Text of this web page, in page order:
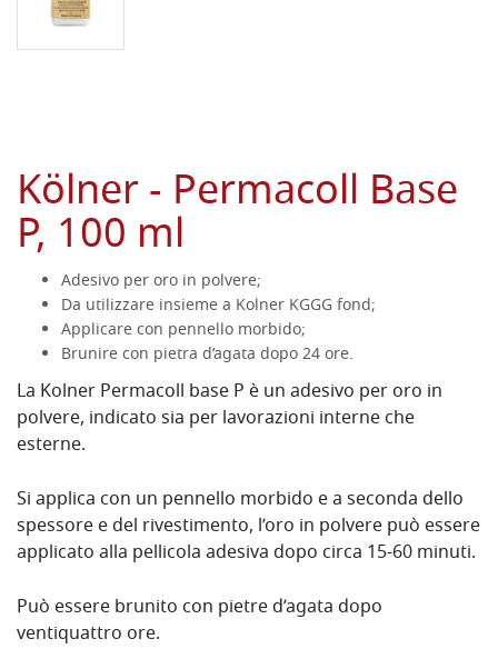
Kölner - Permacoll Base
P, 100 ml
Adesivo per oro in polvere;
Da utilizzare insieme a Kolner KGGG fond;
Applicare con pennello morbido;
Brunire con pietra d’agata dopo 24 ore.
La Kolner Permacoll base P è un adesivo per oro in
polvere, indicato sia per lavorazioni interne che
esterne.
Si applica con un pennello morbido e a seconda dello
spessore e del rivestimento, l’oro in polvere può essere
applicato alla pellicola adesiva dopo circa 15-60 minuti.
Può essere brunito con pietre d’agata dopo
ventiquattro ore.